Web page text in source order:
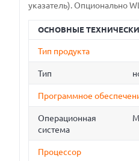
указатель). Опционально
ОСНОВНЫЕ
Тип продукта
Тип
Программное
Операционная
система
Процессор